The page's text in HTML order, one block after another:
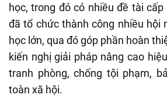
học, trong đó có nhiều đề tài cấp
đã tổ chức thành công nhiều hội
học lớn, qua đó góp phần hoàn
kiến nghị giải pháp nâng cao
tranh phòng, chống tội phạm,
toàn xã hội.